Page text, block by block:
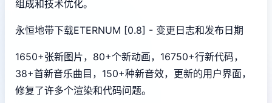
组成和技术优化。
永恒地带下载ETERNUM [0.8] - 变更日志和发布日期
1650+张新图片，80+个新动画，16750+行新代码，
38+首新音乐曲目，150+种新音效，更新的用户界面，
修复了许多个渲染和代码问题。